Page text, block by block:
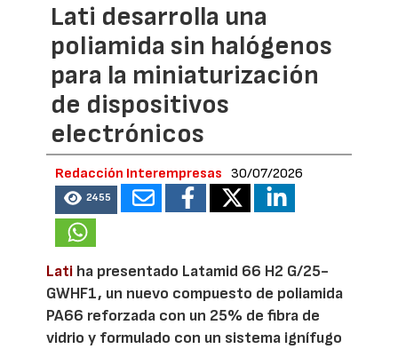
Lati desarrolla una
poliamida sin halógenos
para la miniaturización
de dispositivos
electrónicos
Redacción Interempresas 30/07/2026
2455
Lati ha presentado Latamid 66 H2 G/25-
GWHF1, un nuevo compuesto de poliamida
PA66 reforzada con un 25% de fibra de
vidrio y formulado con un sistema ignífugo